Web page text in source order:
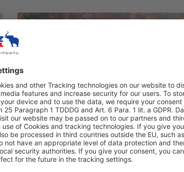
Serviços de reboques
A Schmitz Cargobull oferece um serviço completo